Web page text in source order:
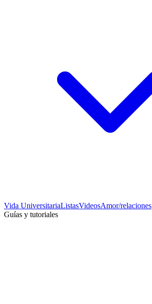
Vida UniversitariaListasVideosAmor/relaciones
Guías y tutoriales